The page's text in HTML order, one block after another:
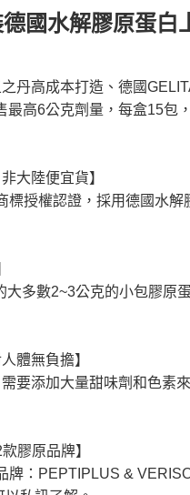
國水解膠原蛋白
丹高成本打造、德國
最高6公克劑量，每盒15包
大陸便宜貨】
標授權認證，採用德國水
多數2~3公克的小包膠原
體無負擔】
要添加大量甜味劑和色素
膠原品牌】
牌：PEPTIPLUS &